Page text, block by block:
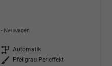
Neuwagen
Getriebe Automatik
Außenfarbe
Pfeilgrau Perleffekt